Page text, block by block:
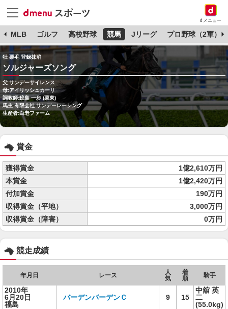
dメニュー
MLB ゴルフ 高校野球 競馬 Jリーグ プロ野球（2軍）
牡 栗毛 登録抹消
ソルジャーズソング
父:サンデーサイレンス
母:アイリッシュカーリ
調教師:鮫島 一歩 (栗東)
馬主:有限会社 サンデーレーシング
生産者:白老ファーム
賞金
獲得賞金
1億2,610万円
本賞金
1億2,420万円
付加賞金
190万円
収得賞金（平地）
3,000万円
収得賞金（障害）
0万円
競走成績
年月日 レース
人
気
着
順
騎手
2010年
6月20日
福島
バーデンバーデンＣ 9 15
中舘 英
二
(55.0kg)